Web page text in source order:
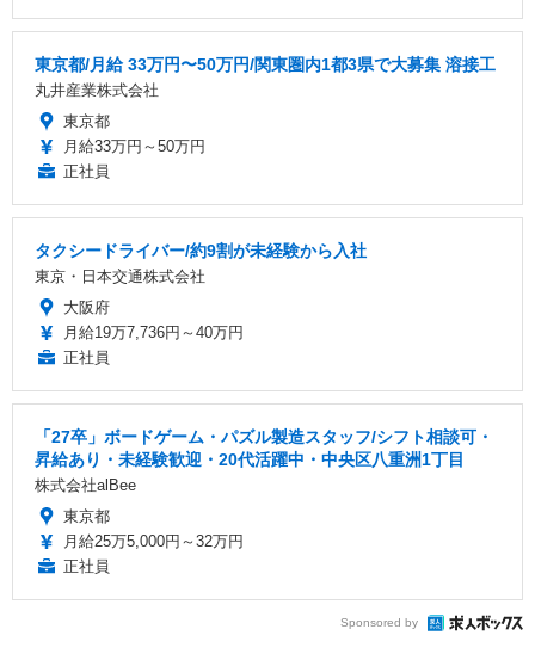
東京都/月給 33万円〜50万円/関東圏内1都3県で大募集 溶接工
丸井産業株式会社
東京都
月給33万円～50万円
正社員
タクシードライバー/約9割が未経験から入社
東京・日本交通株式会社
大阪府
月給19万7,736円～40万円
正社員
「27卒」ボードゲーム・パズル製造スタッフ/シフト相談可・
昇給あり・未経験歓迎・20代活躍中・中央区八重洲1丁目
株式会社alBee
東京都
月給25万5,000円～32万円
正社員
Sponsored by